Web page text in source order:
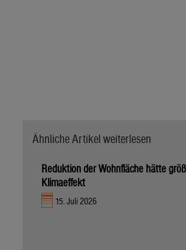
Ähnliche Artikel weiterlesen
Reduktion der Wohnfläche hätte
Klimaeffekt
15. Juli 2026